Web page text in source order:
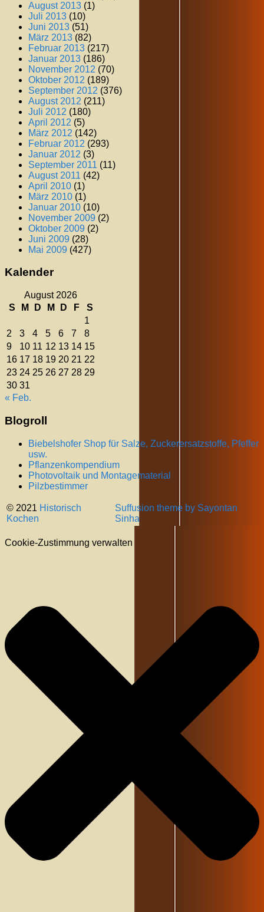
August 2013 (1)
Juli 2013 (10)
Juni 2013 (51)
März 2013 (82)
Februar 2013 (217)
Januar 2013 (186)
November 2012 (70)
Oktober 2012 (189)
September 2012 (376)
August 2012 (211)
Juli 2012 (180)
April 2012 (5)
März 2012 (142)
Februar 2012 (293)
Januar 2012 (3)
September 2011 (11)
August 2011 (42)
April 2010 (1)
März 2010 (1)
Januar 2010 (10)
November 2009 (2)
Oktober 2009 (2)
Juni 2009 (28)
Mai 2009 (427)
Kalender
August 2026
S
M D M D F
S
1
2
3 4 5 6 7
8
9
10 11 12 13 14 15
16 17 18 19 20 21 22
23 24 25 26 27 28 29
30 31
« Feb.
Blogroll
Biebelshofer Shop für Salze, Zuckerersatzstoffe, Pfeffer
usw.
Pflanzenkompendium
Photovoltaik und Montagematerial
Pilzbestimmer
© 2021 Historisch
Kochen
Suffusion theme by Sayontan
Sinha
Cookie-Zustimmung verwalten